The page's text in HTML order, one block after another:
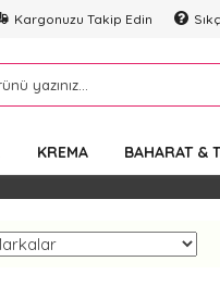
Kargonuzu Takip Edin
KREMA BAHARAT &